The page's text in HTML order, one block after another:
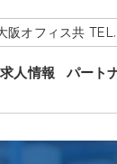
阪オフィス共 TEL.
求人情報 パート